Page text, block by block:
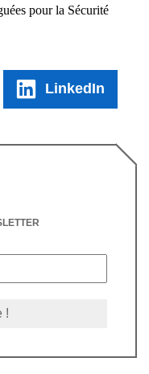
pour la Sécurité
LinkedIn